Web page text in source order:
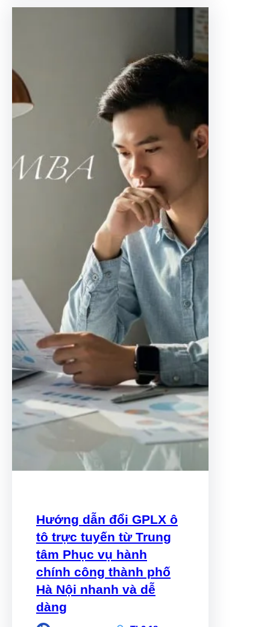
Hướng dẫn đổi GPLX ô
tô trực tuyến từ Trung
tâm Phục vụ hành
chính công thành phố
Hà Nội nhanh và dễ
dàng